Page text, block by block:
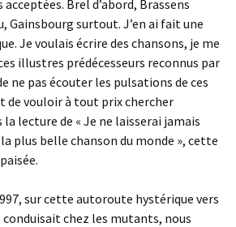
Brel d’abord, Brassens
Gainsbourg surtout. J’en ai fait une
Je voulais écrire des chansons, je me
illustres prédécesseurs reconnus par
ne pas écouter les pulsations de ces
de vouloir à tout prix chercher
lecture de « Je ne laisserai jamais
la plus belle chanson du monde », cette
sur cette autoroute hystérique vers
chez les mutants, nous